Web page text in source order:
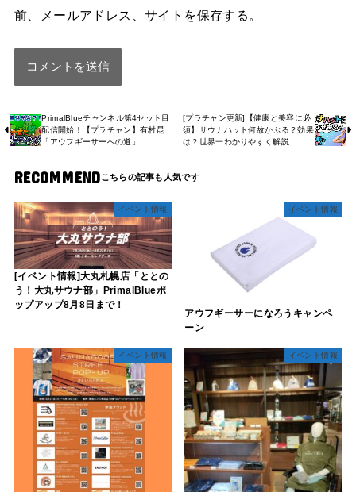
前、メールアドレス、サイトを保存する。
PrimalBlueチャンネル第4セット目
配信開始！【プラチャン】有村昆
「アウフギーサーへの道」
[プラチャン更新]【健康と美容に必
須】サウナハット何故かぶる？効果
は？世界一わかりやすく解説
RECOMMEND
イベント情報
[イベント情報]大丸札幌店「ととの
う！大丸サウナ部」PrimalBlueポ
ップアップ8月8日まで！
イベント情報
アウフギーサーになろうキャンペ
ーン
イベント情報 イベント情報